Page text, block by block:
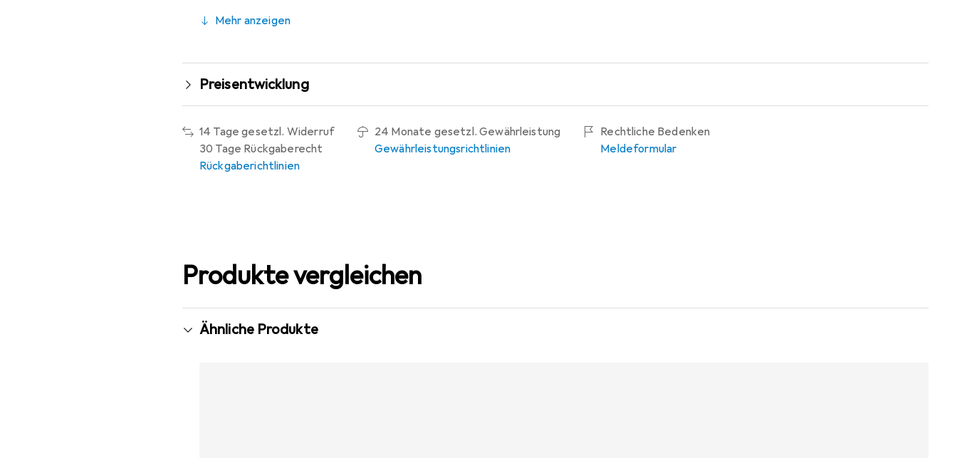
Mehr anzeigen
Preisentwicklung
14 Tage gesetzl. Widerruf
30 Tage Rückgaberecht
Rückgaberichtlinien
24 Monate gesetzl. Gewährleistung
Gewährleistungsrichtlinien
Rechtliche Bedenken
Meldeformular
Produkte vergleichen
Ähnliche Produkte